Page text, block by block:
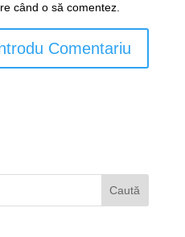
când o să comentez.